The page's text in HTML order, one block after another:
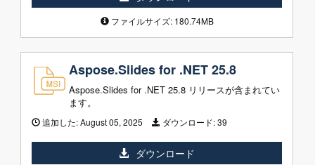
ファイルサイズ: 180.74MB
Aspose.Slides for .NET 25.8
Aspose.Slides for .NET 25.8 リリースが含まれてい
ます。
追加した:August 05, 2025 ダウンロード:39
ダウンロード